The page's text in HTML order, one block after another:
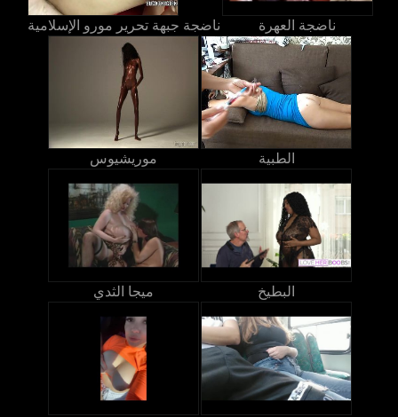
ناضجة جبهة تحرير مورو الإسلامية ناضجة العهرة
موريشيوس الطبية
ميجا الثدي البطيخ